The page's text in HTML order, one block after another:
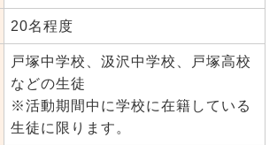
20名程度
戸塚中学校、汲沢中学校、戸塚高校
などの生徒
※活動期間中に学校に在籍している
生徒に限ります。